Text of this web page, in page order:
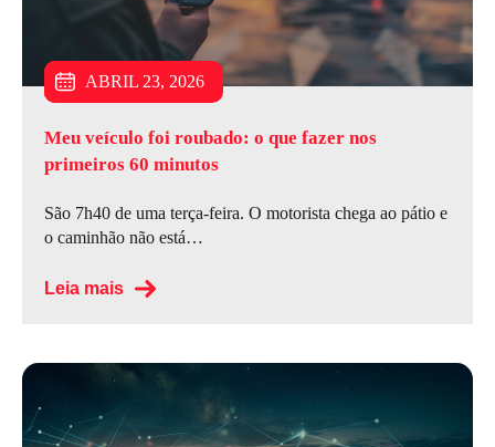
Meu veículo foi roubado: o que fazer nos
primeiros 60 minutos
JULHO 6, 2026
São 7h40 de uma terça-feira. O motorista chega ao pátio e
o caminhão não está…
Leia mais
JUNHO 15, 2026
ABRIL 23, 2026